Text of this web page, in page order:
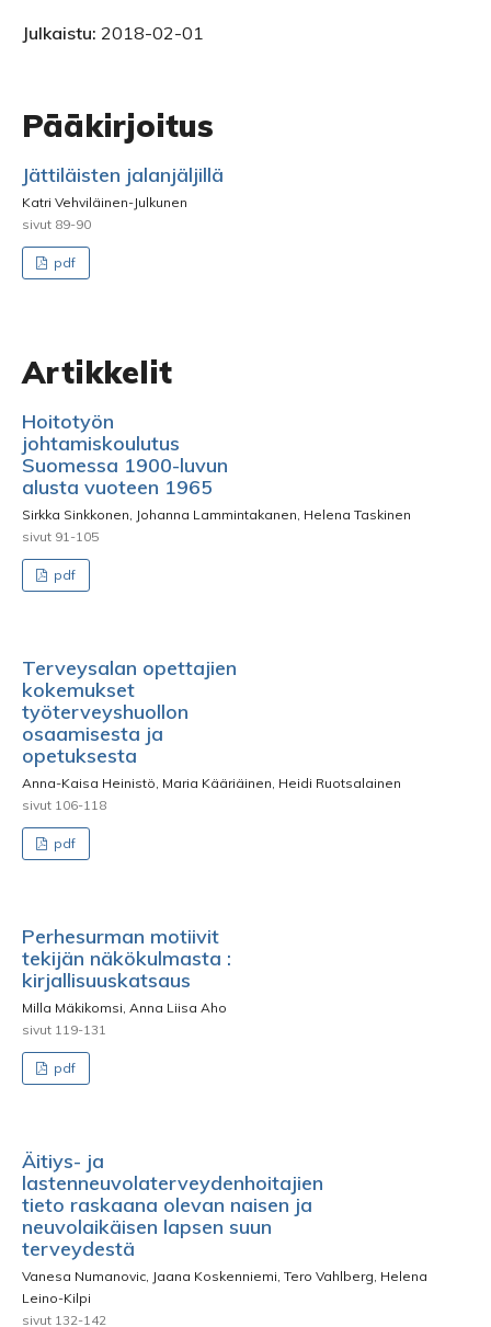
Julkaistu: 2018-02-01
Pääkirjoitus
Jättiläisten jalanjäljillä
Katri Vehviläinen-Julkunen
sivut 89-90
pdf
Artikkelit
Hoitotyön
johtamiskoulutus
Suomessa 1900-luvun
alusta vuoteen 1965
Sirkka Sinkkonen, Johanna Lammintakanen, Helena Taskinen
sivut 91-105
pdf
Terveysalan opettajien
kokemukset
työterveyshuollon
osaamisesta ja
opetuksesta
Anna-Kaisa Heinistö, Maria Kääriäinen, Heidi Ruotsalainen
sivut 106-118
pdf
Perhesurman motiivit
tekijän näkökulmasta :
kirjallisuuskatsaus
Milla Mäkikomsi, Anna Liisa Aho
sivut 119-131
pdf
Äitiys- ja
lastenneuvolaterveydenhoitajien
tieto raskaana olevan naisen ja
neuvolaikäisen lapsen suun
terveydestä
Vanesa Numanovic, Jaana Koskenniemi, Tero Vahlberg, Helena
Leino-Kilpi
sivut 132-142